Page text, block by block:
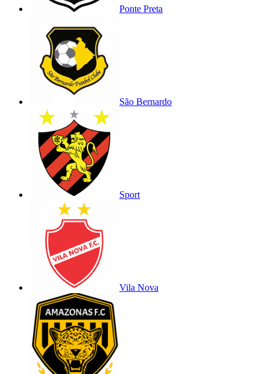
Ponte Preta
São Bernardo
Sport
Vila Nova